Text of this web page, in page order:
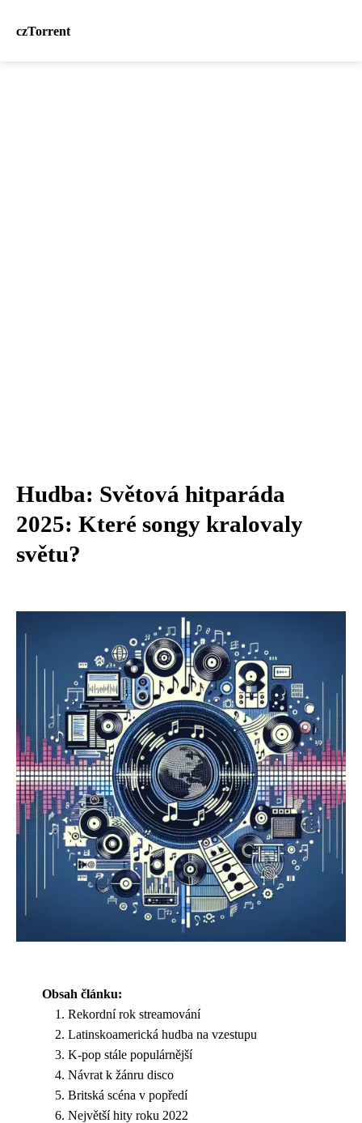
czTorrent
Hudba: Světová hitparáda
2025: Které songy kralovaly
světu?
Obsah článku:
Rekordní rok streamování
Latinskoamerická hudba na vzestupu
K-pop stále populárnější
Návrat k žánru disco
Britská scéna v popředí
Největší hity roku 2022